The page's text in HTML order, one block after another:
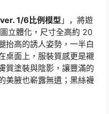
1/6比例模型 」，將遊
立體化，尺寸全高約 20
抬高的誘人姿勢，一半白
桌面上，服裝質感更是襯
質塗裝與陰影，讓豐滿的
美腋也嶄露無遺；黑絲襪